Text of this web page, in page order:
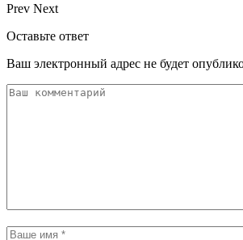
Prev Next
Оставьте ответ
Ваш электронный адрес не будет